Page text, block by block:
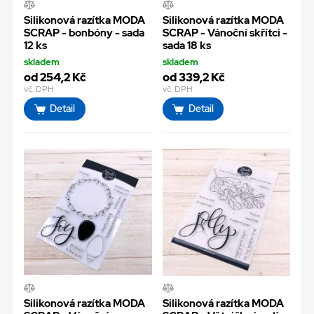
Silikonová razítka MODA
SCRAP - bonbóny - sada
12 ks
skladem
od 254,2 Kč
vč. DPH
Detail
Silikonová razítka MODA
SCRAP - Vánoční skřítci -
sada 18 ks
skladem
od 339,2 Kč
vč. DPH
Detail
Silikonová razítka MODA
Silikonová razítka MODA